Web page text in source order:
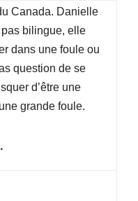
Canada. Danielle
pas bilingue, elle
dans une foule ou
question de se
d’être une
grande foule.